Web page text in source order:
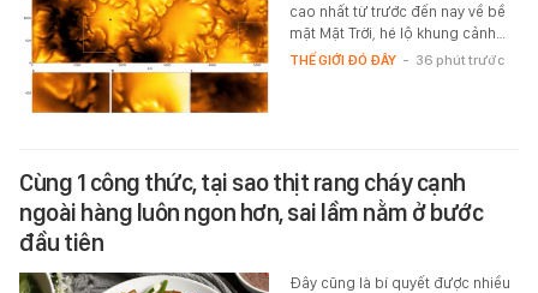
cao nhất từ trước đến nay về bề
mặt Mặt Trời, hé lộ khung cảnh…
THẾ GIỚI ĐÓ ĐÂY - 36 phút trước
Cùng 1 công thức, tại sao thịt rang cháy cạnh
ngoài hàng luôn ngon hơn, sai lầm nằm ở bước
đầu tiên
Đây cũng là bí quyết được nhiều